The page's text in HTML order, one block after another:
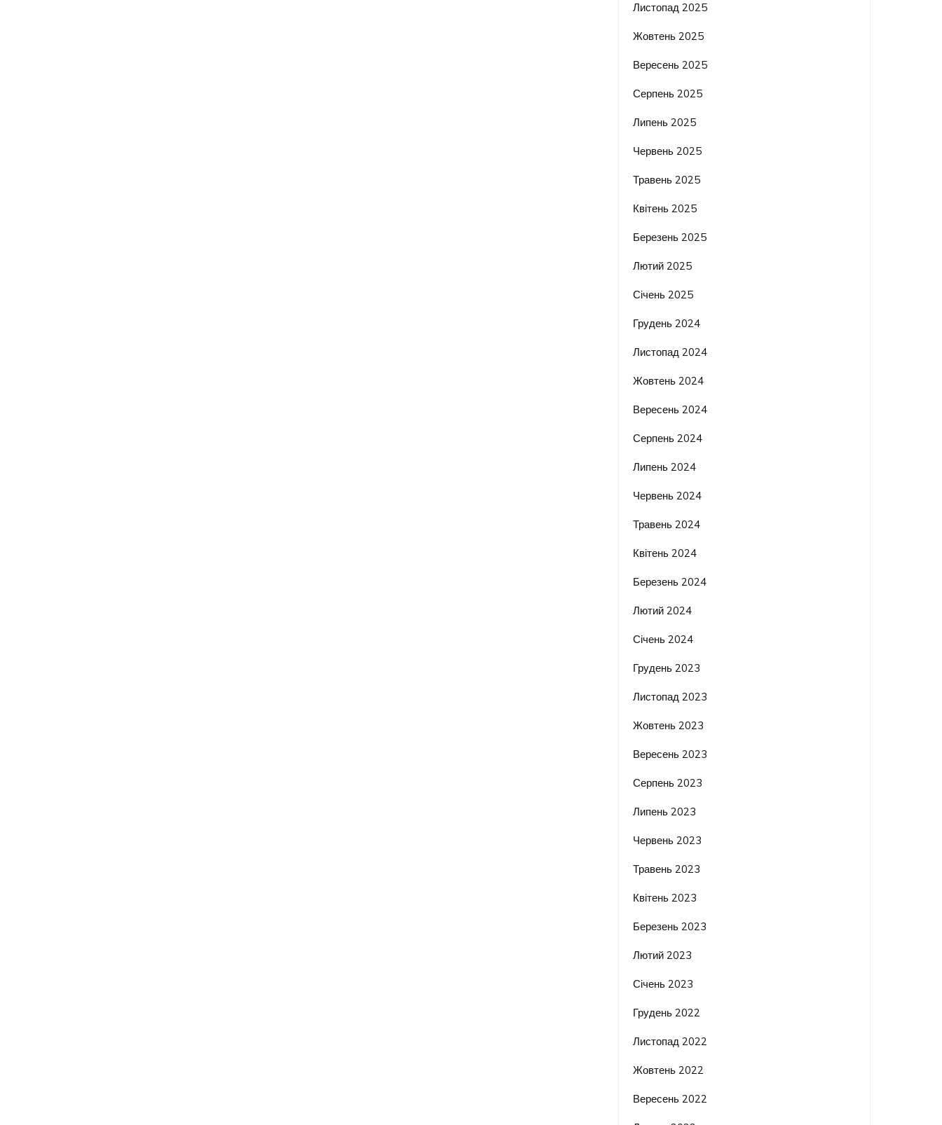
Листопад 2025
Жовтень 2025
Вересень 2025
Серпень 2025
Липень 2025
Червень 2025
Травень 2025
Квітень 2025
Березень 2025
Лютий 2025
Січень 2025
Грудень 2024
Листопад 2024
Жовтень 2024
Вересень 2024
Серпень 2024
Липень 2024
Червень 2024
Травень 2024
Квітень 2024
Березень 2024
Лютий 2024
Січень 2024
Грудень 2023
Листопад 2023
Жовтень 2023
Вересень 2023
Серпень 2023
Липень 2023
Червень 2023
Травень 2023
Квітень 2023
Березень 2023
Лютий 2023
Січень 2023
Грудень 2022
Листопад 2022
Жовтень 2022
Вересень 2022